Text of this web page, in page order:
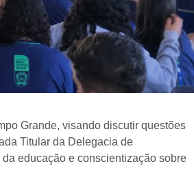
Grande, visando discutir questões
Titular da Delegacia de
educação e conscientização sobre